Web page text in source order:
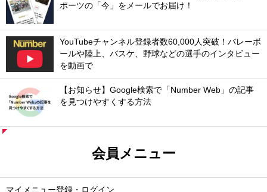
ポーツの「今」をメールでお届け！
YouTubeチャンネル登録者数60,000人突破！バレーボ
ールや陸上、バスケ、野球などの選手のインタビュー
を動画で
【お知らせ】Google検索で「Number Web」の記事
を見つけやすくする方法
会員メニュー
マイメニュー登録・ログイン